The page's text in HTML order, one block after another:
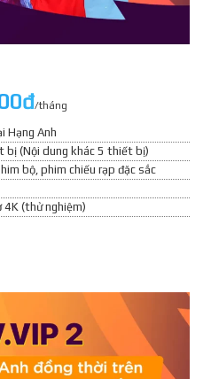
/tháng
Hạng Anh
bị (Nội dung khác 5 thiết bị)
bộ, phim chiếu rạp đặc sắc
4K (thử nghiệm)